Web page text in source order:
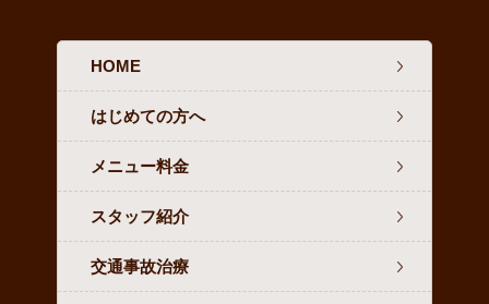
HOME
はじめての方へ
メニュー料金
スタッフ紹介
交通事故治療